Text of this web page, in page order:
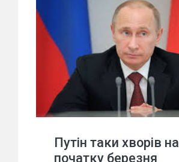
Путін таки хворів на
початку березня